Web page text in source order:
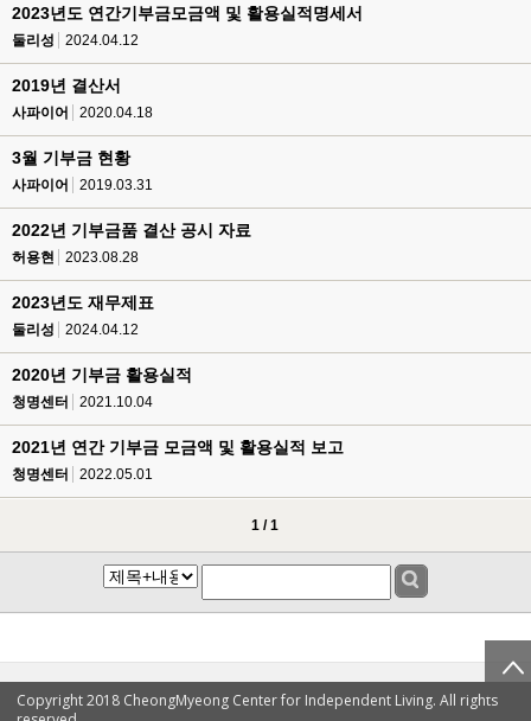
2023년도 연간기부금모금액 및 활용실적명세서
둘리성 2024.04.12
2019년 결산서
사파이어 2020.04.18
3월 기부금 현황
사파이어 2019.03.31
2022년 기부금품 결산 공시 자료
허용현 2023.08.28
2023년도 재무제표
둘리성 2024.04.12
2020년 기부금 활용실적
청명센터 2021.10.04
2021년 연간 기부금 모금액 및 활용실적 보고
청명센터 2022.05.01
1 / 1
Copyright 2018 CheongMyeong Center for Independent Living. All rights